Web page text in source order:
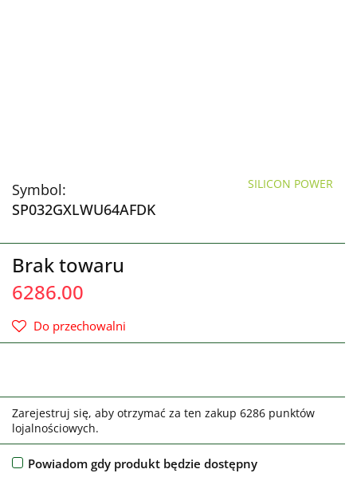
Symbol:
SP032GXLWU64AFDK
SILICON POWER
Brak towaru
6286.00
Do przechowalni
Zarejestruj się, aby otrzymać za ten zakup 6286 punktów
lojalnościowych.
Powiadom gdy produkt będzie dostępny